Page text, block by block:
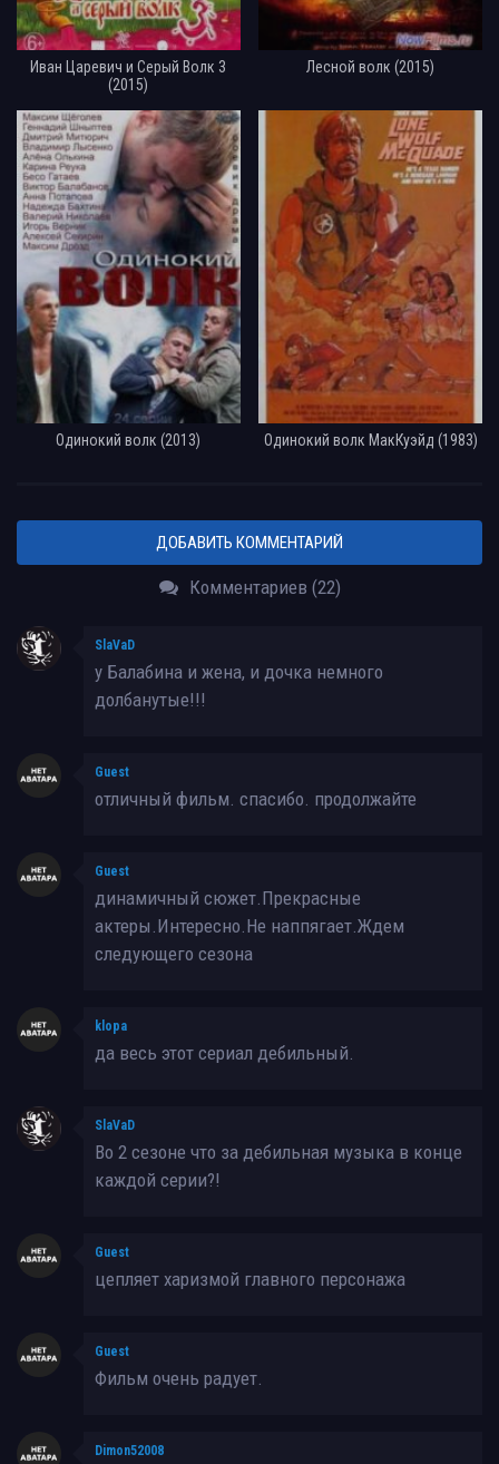
Иван Царевич и Серый Волк 3
(2015)
Лесной волк (2015)
Одинокий волк (2013) Одинокий волк МакКуэйд (1983)
ДОБАВИТЬ КОММЕНТАРИЙ
Комментариев (22)
SlaVaD
у Балабина и жена, и дочка немного
долбанутые!!!
Guest
отличный фильм. спасибо. продолжайте
Guest
динамичный сюжет.Прекрасные
актеры.Интересно.Не наппягает.Ждем
следующего сезона
klopa
да весь этот сериал дебильный.
SlaVaD
Во 2 сезоне что за дебильная музыка в конце
каждой серии?!
Guest
цепляет харизмой главного персонажа
Guest
Фильм очень радует.
Dimon52008